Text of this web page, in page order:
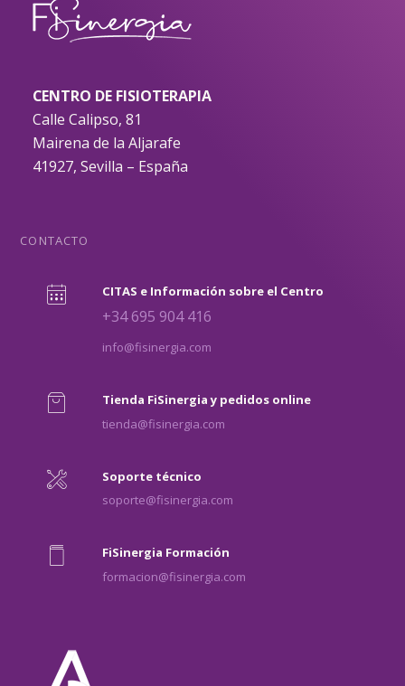
CENTRO DE FISIOTERAPIA
Calle Calipso, 81
Mairena de la Aljarafe
41927, Sevilla – España
CONTACTO
CITAS e Información sobre el Centro
+34 695 904 416
info@fisinergia.com
Tienda FiSinergia y pedidos online
tienda@fisinergia.com
Soporte técnico
soporte@fisinergia.com
FiSinergia Formación
formacion@fisinergia.com